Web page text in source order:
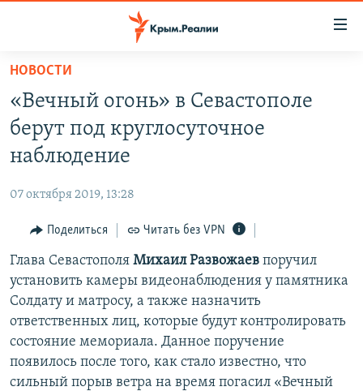
Вернуться
основному
содержанию
Вернутся
главной
навигации
Вернутся
поиску
СПЕЦПРОЕКТЫ
ГРУЗ 200
11 ЛЕТ ОККУПАЦИИ КРЫМА. 11 ИСТОРИЙ СОПРОТИВЛЕНИЯ
ВОДА
ЕЩЕ
ИНТЕРАКТИВ
ИНФОГРАФИКА
ТЕЛЕПРОЕКТ КРЫМ.РЕАЛИИ
СОВЕТЫ ПРАВОЗАЩИТНИКОВ
ПРОПАВШИЕ БЕЗ ВЕСТИ
ПОБЕДИТЕЛЕЙ НЕ СУДЯТ?
РАДІО СВОБОДА
КАК ОБОЙТИ БЛОКИРОВКУ
Українською
ПРИСОЕДИНЯЙТЕСЬ!
НОВОСТИ
«Вечный огонь» в Севастополе
берут под круглосуточное
наблюдение
07 октября 2019, 13:28
Поделиться Читать без VPN
Глава Севастополя Михаил Развожаев поручил
установить камеры видеонаблюдения у памятника
Солдату и матросу, а также назначить
ответственных лиц, которые будут контролировать
состояние мемориала. Данное поручение
появилось после того, как стало известно, что
сильный порыв ветра на время погасил «Вечный